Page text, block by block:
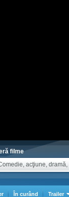
filme
acţiune, dramă,
În curând Trailer